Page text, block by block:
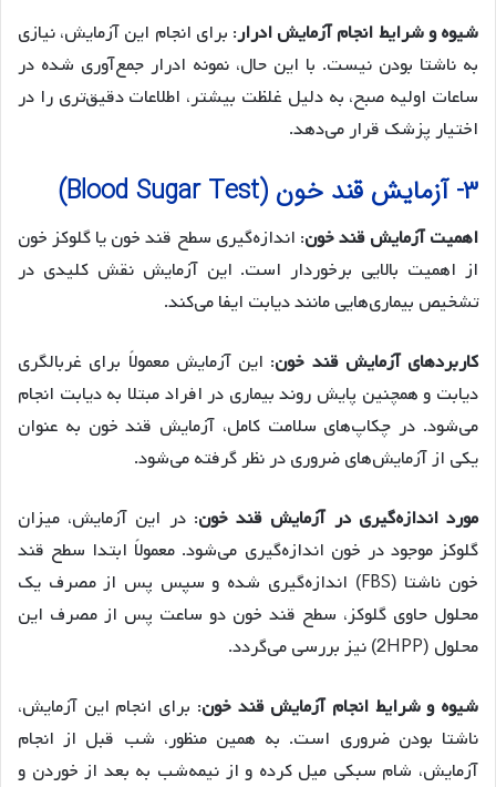
شیوه و شرایط انجام آزمایش‌ ادرار: برای انجام این آزمایش‌، نیازی
به ناشتا بودن نیست. با این حال، نمونه ادرار جمع‌آوری شده در
ساعات اولیه صبح، به دلیل غلظت بیشتر، اطلاعات دقیق‌تری را در
اختیار پزشک قرار می‌دهد.
۳- آزمایش قند خون (Blood Sugar Test)
اهمیت آزمایش‌ قند خون: اندازه‌گیری سطح قند خون یا گلوکز خون
از اهمیت بالایی برخوردار است. این آزمایش‌ نقش کلیدی در
تشخیص بیماری‌هایی مانند دیابت ایفا می‌کند.
کاربردهای آزمایش‌ قند خون: این آزمایش‌ معمولاً برای غربالگری
دیابت و همچنین پایش روند بیماری در افراد مبتلا به دیابت انجام
می‌شود. در چکاپ‌های سلامت کامل، آزمایش‌ قند خون به عنوان
یکی از آزمایش‌های ضروری در نظر گرفته می‌شود.
مورد اندازه‌گیری در آزمایش‌ قند خون: در این آزمایش‌، میزان
گلوکز موجود در خون اندازه‌گیری می‌شود. معمولاً ابتدا سطح قند
خون ناشتا (FBS) اندازه‌گیری شده و سپس پس از مصرف یک
محلول حاوی گلوکز، سطح قند خون دو ساعت پس از مصرف این
محلول (2HPP) نیز بررسی می‌گردد.
شیوه و شرایط انجام آزمایش‌ قند خون: برای انجام این آزمایش‌،
ناشتا بودن ضروری است. به همین منظور، شب قبل از انجام
آزمایش، شام سبکی میل کرده و از نیمه‌شب به بعد از خوردن و